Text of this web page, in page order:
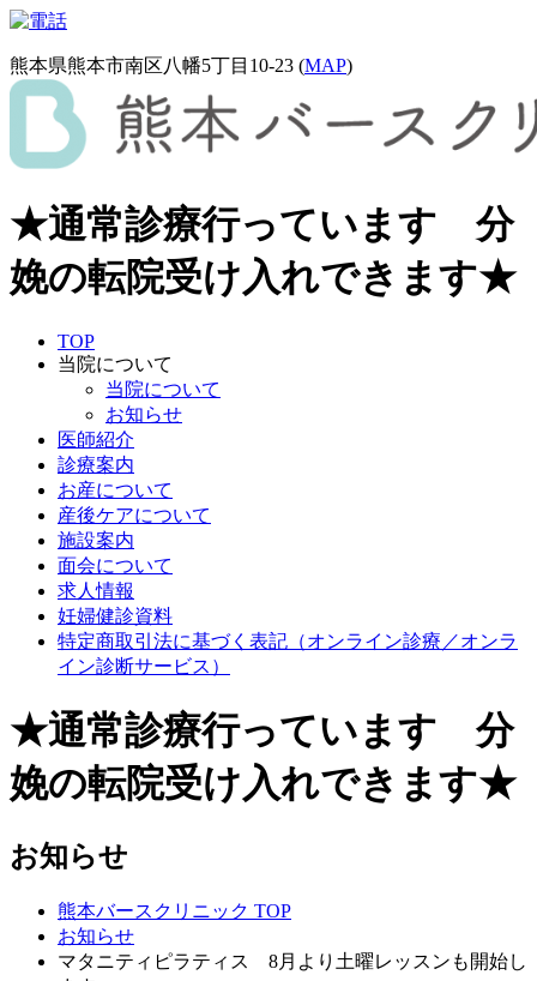
熊本県熊本市南区八幡5丁目10-23 (MAP)
★通常診療行っています 分
娩の転院受け入れできます★
TOP
当院について
当院について
お知らせ
医師紹介
診療案内
お産について
産後ケアについて
施設案内
面会について
求人情報
妊婦健診資料
特定商取引法に基づく表記（オンライン診療／オンラ
イン診断サービス）
★通常診療行っています 分
娩の転院受け入れできます★
お知らせ
熊本バースクリニック TOP
お知らせ
マタニティピラティス 8月より土曜レッスンも開始し